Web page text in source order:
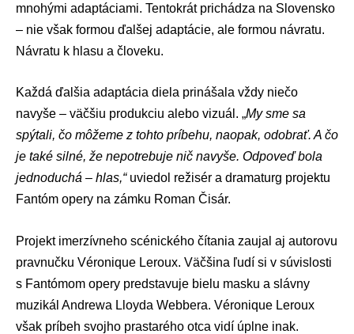
mnohými adaptáciami. Tentokrát prichádza na Slovensko
– nie však formou ďalšej adaptácie, ale formou návratu.
Návratu k hlasu a človeku.
Každá ďalšia adaptácia diela prinášala vždy niečo
navyše – väčšiu produkciu alebo vizuál. „My sme sa
spýtali, čo môžeme z tohto príbehu, naopak, odobrať. A čo
je také silné, že nepotrebuje nič navyše. Odpoveď bola
jednoduchá – hlas,“ uviedol režisér a dramaturg projektu
Fantóm opery na zámku Roman Čisár.
Projekt imerzívneho scénického čítania zaujal aj autorovu
pravnučku Véronique Leroux. Väčšina ľudí si v súvislosti
s Fantómom opery predstavuje bielu masku a slávny
muzikál Andrewa Lloyda Webbera. Véronique Leroux
však príbeh svojho prastarého otca vidí úplne inak.